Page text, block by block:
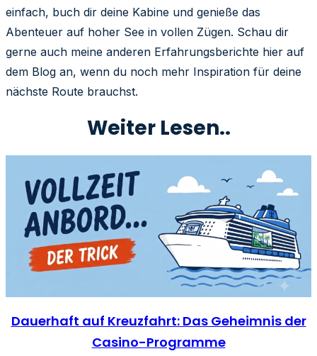
einfach, buch dir deine Kabine und genieße das
Abenteuer auf hoher See in vollen Zügen. Schau dir
gerne auch meine anderen Erfahrungsberichte hier auf
dem Blog an, wenn du noch mehr Inspiration für deine
nächste Route brauchst.
Weiter Lesen..
Dauerhaft auf Kreuzfahrt: Das Geheimnis der
Casino-Programme